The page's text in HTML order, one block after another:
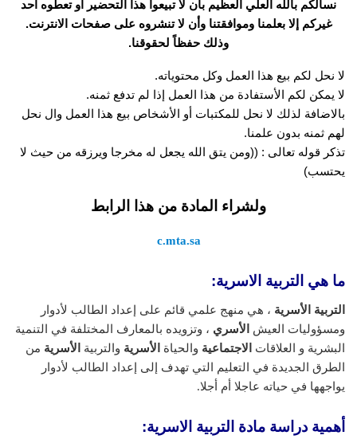
نسألكم بالله العلي العظيم بأن لا تبيعوا هذا التحضير أو تعطوه أحد
غيركم إلا بعلمنا وموافقتنا وأن لا تنشروه على صفحات الانترنت.
وذلك حفظاً لحقوقنا.
لا نحل لكم بيع هذا العمل وكل محتوياته.
لا يمكن لكم الأستفادة من هذا العمل إذا لم تدفع ثمنه.
بالاضافة لذلك لا نحل للمكتبات أو الأشخاص بيع هذا العمل وال نحل
لهم ثمنه بدون علمنا.
تذكر قوله تعالى : ((ومن يتق الله يجعل له مخرجا ويرزقه من حيث لا
يحتسب)
ولشراء المادة من هذا الرابط
c.mta.sa
ما هي التربية الاسرية:
التربية الأسرية ، هي منهج علمي قائم على إعداد الطالب لأدوار
ومسؤوليات العيش
الأسري ، وتزويده بالمعارف المختلفة في التنمية
البشرية و العلاقات
الاجتماعية والحياة الأسرية والتربية الأسرية من
الطرق الجديدة في التعليم التي تهدف إلى إعداد الطالب لأدوار
يواجهها في حياته عاجلا أم أجلا.
أهمية دراسة مادة التربية الاسرية: